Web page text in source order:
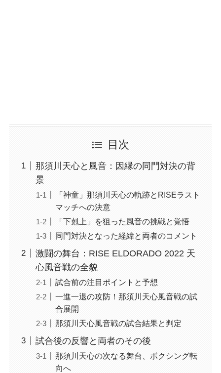
目次
那須川天心と風音：因縁の同門対決の背
景
「神童」那須川天心の軌跡とRISEラスト
マッチへの決意
「下剋上」を狙った風音の挑戦と覚悟
同門対決となった経緯と両者のコメント
激闘の舞台：RISE ELDORADO 2022 天
心風音戦の全貌
試合前の注目ポイントと予想
一進一退の攻防！那須川天心風音戦の試
合展開
那須川天心風音戦の試合結果と判定
試合後の反響と両者のその後
那須川天心の次なる舞台、ボクシング転
向へ